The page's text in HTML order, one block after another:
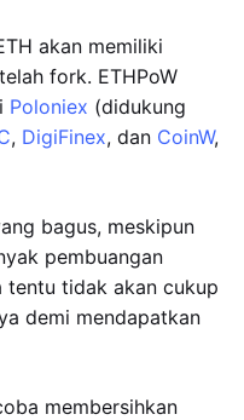
akan memiliki
fork. ETHPoW
Poloniex (didukung
, DigiFinex, dan CoinW,
bagus, meskipun
pembuangan
tentu tidak akan cukup
demi mendapatkan
membersihkan